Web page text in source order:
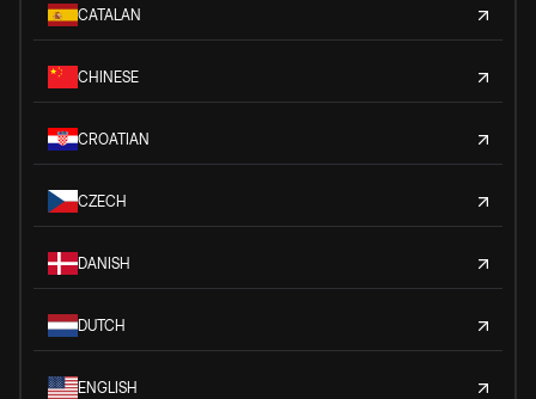
CATALAN
CHINESE
CROATIAN
CZECH
DANISH
DUTCH
ENGLISH